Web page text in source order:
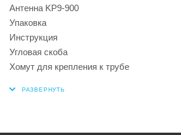
Антенна KP9-900
Упаковка
Инструкция
Угловая скоба
Хомут для крепления к трубе